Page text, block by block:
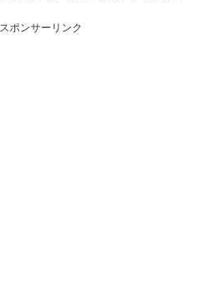
スポンサーリンク